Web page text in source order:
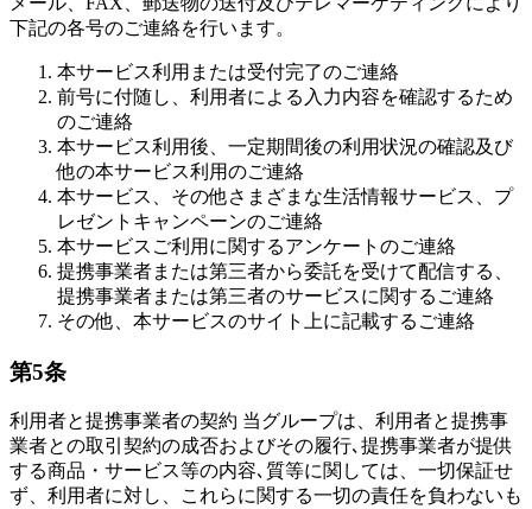
下記の各号のご連絡を行います。
本サービス利用または受付完了のご連絡
前号に付随し、利用者による入力内容を確認するため
のご連絡
本サービス利用後、一定期間後の利用状況の確認及び
他の本サービス利用のご連絡
本サービス、その他さまざまな生活情報サービス、プ
レゼントキャンペーンのご連絡
本サービスご利用に関するアンケートのご連絡
提携事業者または第三者から委託を受けて配信する、
提携事業者または第三者のサービスに関するご連絡
その他、本サービスのサイト上に記載するご連絡
第5条
利用者と提携事業者の契約 当グループは、利用者と提携事
業者との取引契約の成否およびその履行､提携事業者が提供
する商品・サービス等の内容､質等に関しては、一切保証せ
ず、利用者に対し、これらに関する一切の責任を負わないも